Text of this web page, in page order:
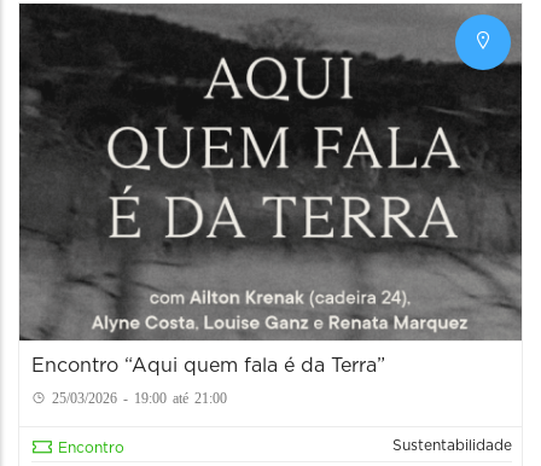
Encontro “Aqui quem fala é da Terra”
25/03/2026 - 19:00 até 21:00
Encontro Sustentabilidade